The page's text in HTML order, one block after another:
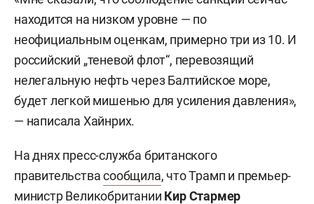
находится на низком уровне — по
неофициальным оценкам, примерно три из 10. И
российский „теневой флот“, перевозящий
нелегальную нефть через Балтийское море,
будет легкой мишенью для усиления давления»,
— написала Хайнрих.
На днях пресс-служба британского
правительствасообщила, что Трамп и премьер-
министр Великобритании Кир Стармер